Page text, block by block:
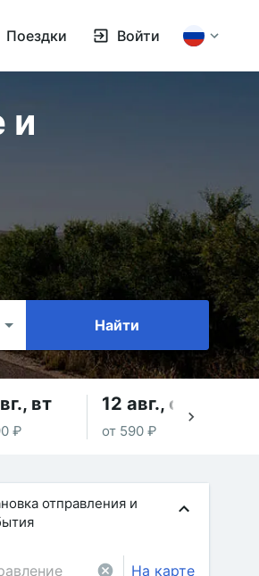
Поездки Войти
и
Найти
вт
₽
12 авг., ср
от 590 ₽
отправления и
На карте